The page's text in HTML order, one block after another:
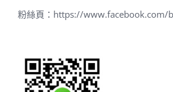
粉絲頁： https://www.facebook.com/